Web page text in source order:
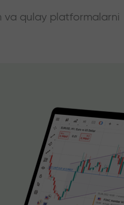
va qulay platformalarni